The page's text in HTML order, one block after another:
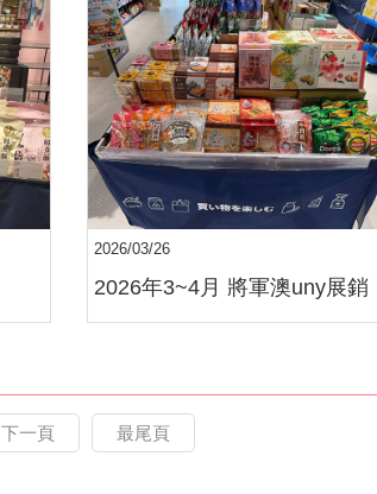
2026/03/26
2026年3~4月 將軍澳uny展銷
下一頁 最尾頁